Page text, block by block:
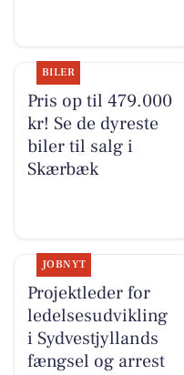
BILER
Pris op til 479.000
kr! Se de dyreste
biler til salg i
Skærbæk
JOBNYT
Projektleder for
ledelsesudvikling
i Sydvestjyllands
fængsel og arrest